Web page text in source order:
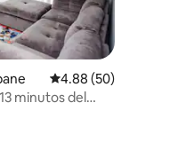
reseñas
Calificación
4.88 (50)
minutos del